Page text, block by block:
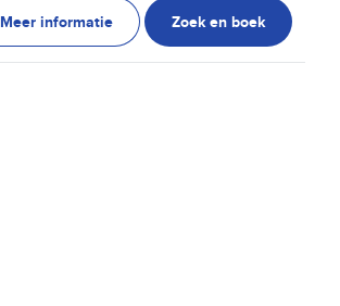
Meer informatie Zoek en boek